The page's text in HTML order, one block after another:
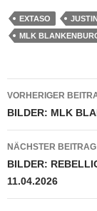
EXTASO
MLK
VORHERIGER
BILDER: MLK
NÄCHSTER BEITRAG
BILDER:
11.04.2026